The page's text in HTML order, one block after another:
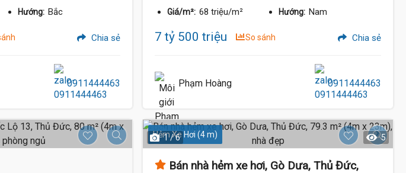
Hướng: Bắc
Chia sẻ
0911444463
Giá/m²: 68 triệu/m² Hướng: Nam
7 tỷ 500 triệu So sánh Chia sẻ
Phạm Hoàng 0911444463
Hẻm Xe Hơi (4 m)
1 / 6 5
Bán nhà hẻm xe hơi, Gò Dưa, Thủ Đức,